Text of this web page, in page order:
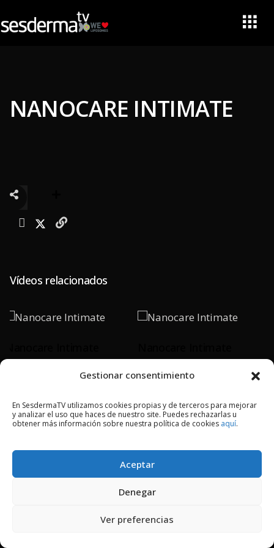
Gestionar consentimiento
En SesdermaTV utilizamos cookies propias y de terceros para mejorar
y analizar el uso que haces de nuestro site. Puedes rechazarlas u
obtener más información sobre nuestra política de cookies aquí.
Aceptar
Denegar
Ver preferencias
NANOCARE INTIMATE
Vídeos relacionados
2018 © Copyright Sesderma SL
CONTACTO
AVISO LEGAL